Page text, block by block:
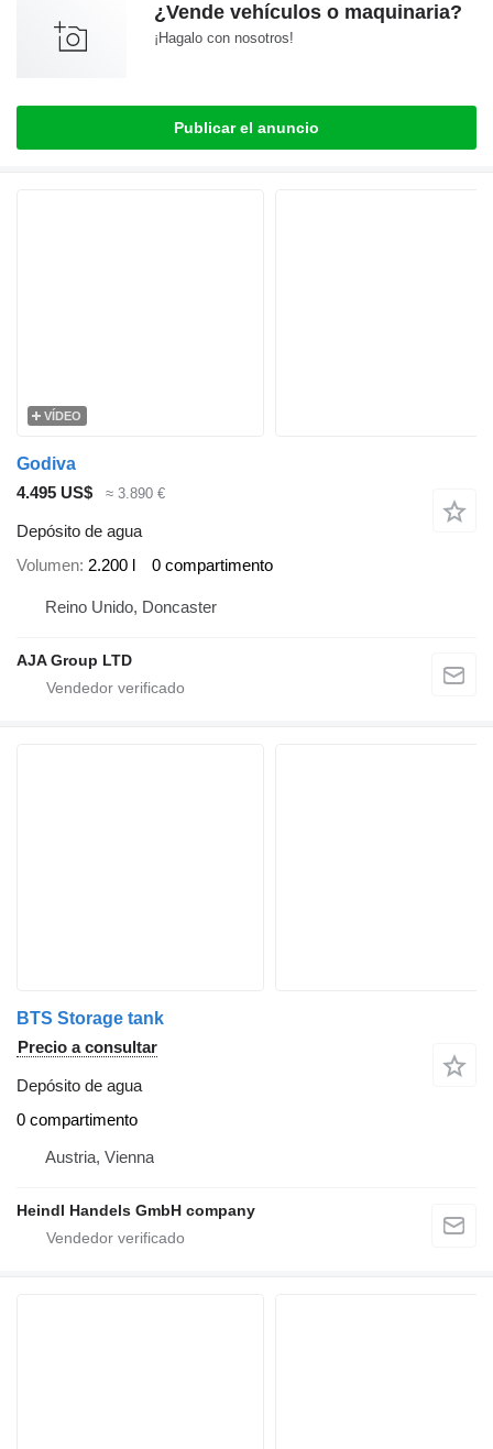
¿Vende vehículos o maquinaria?
¡Hagalo con nosotros!
Publicar el anuncio
VÍDEO
Godiva
4.495 US$
≈ 3.890 €
Depósito de agua
Volumen 2.200 l 0 compartimento
Reino Unido, Doncaster
AJA Group LTD
BTS Storage tank
Precio a consultar
Depósito de agua
0 compartimento
Austria, Vienna
Heindl Handels GmbH company